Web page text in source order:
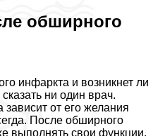
обширного
инфаркта и возникнет ли
ни один врач.
от его желания
После обширного
выполнять свои функции,